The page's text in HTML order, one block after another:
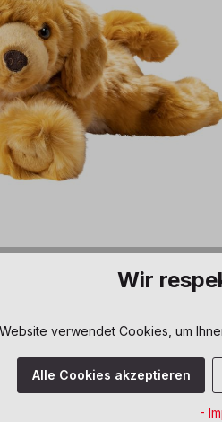
Hinweise
Wir
verwendet Cookies, um
Alle Cookies akzeptieren
-